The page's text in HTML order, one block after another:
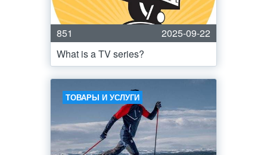
851
2025-09-22
What is a TV series?
ТОВАРЫ И УСЛУГИ